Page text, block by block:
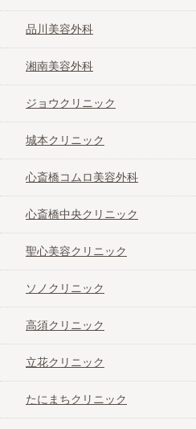
品川美容外科
湘南美容外科
ジョウクリニック
城本クリニック
心斎橋コムロ美容外科
心斎橋中央クリニック
聖心美容クリニック
ソノクリニック
高須クリニック
立花クリニック
たにまちクリニック